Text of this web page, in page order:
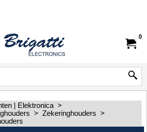
0
| Elektronica >
> Zekeringhouders >